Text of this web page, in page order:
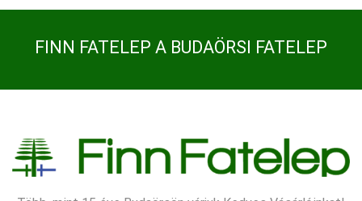
FINN FATELEP A BUDAÖRSI FATELEP